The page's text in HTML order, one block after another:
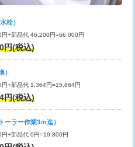
・修
業）
22,000円
掃・修
作業）
33,000円
33,000円
栓）
+部品代 46,200円=66,000円
円(税込)
）
+部品代 1,364円=15,664円
円(税込)
ーラー作業3ｍ迄）
+部品代 0円=19,800円